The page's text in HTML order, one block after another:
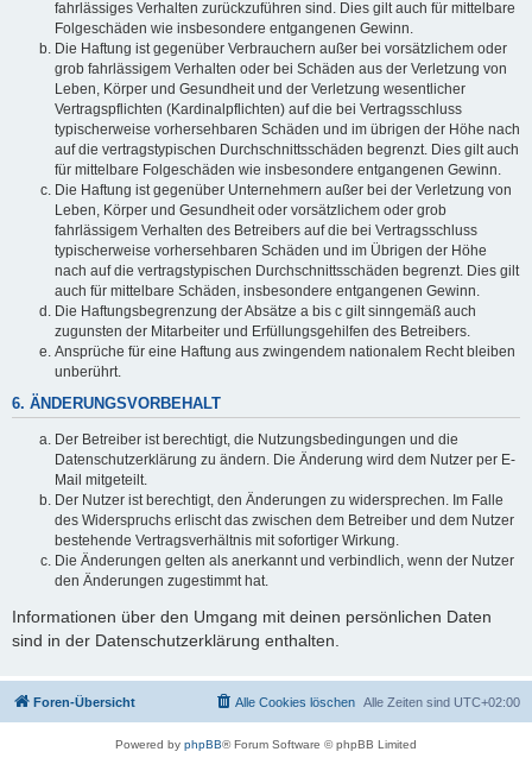
fahrlässiges Verhalten zurückzuführen sind. Dies gilt auch für mittelbare
Folgeschäden wie insbesondere entgangenen Gewinn.
Die Haftung ist gegenüber Verbrauchern außer bei vorsätzlichem oder
grob fahrlässigem Verhalten oder bei Schäden aus der Verletzung von
Leben, Körper und Gesundheit und der Verletzung wesentlicher
Vertragspflichten (Kardinalpflichten) auf die bei Vertragsschluss
typischerweise vorhersehbaren Schäden und im übrigen der Höhe nach
auf die vertragstypischen Durchschnittsschäden begrenzt. Dies gilt auch
für mittelbare Folgeschäden wie insbesondere entgangenen Gewinn.
Die Haftung ist gegenüber Unternehmern außer bei der Verletzung von
Leben, Körper und Gesundheit oder vorsätzlichem oder grob
fahrlässigem Verhalten des Betreibers auf die bei Vertragsschluss
typischerweise vorhersehbaren Schäden und im Übrigen der Höhe
nach auf die vertragstypischen Durchschnittsschäden begrenzt. Dies gilt
auch für mittelbare Schäden, insbesondere entgangenen Gewinn.
Die Haftungsbegrenzung der Absätze a bis c gilt sinngemäß auch
zugunsten der Mitarbeiter und Erfüllungsgehilfen des Betreibers.
Ansprüche für eine Haftung aus zwingendem nationalem Recht bleiben
unberührt.
6. ÄNDERUNGSVORBEHALT
Der Betreiber ist berechtigt, die Nutzungsbedingungen und die
Datenschutzerklärung zu ändern. Die Änderung wird dem Nutzer per E-
Mail mitgeteilt.
Der Nutzer ist berechtigt, den Änderungen zu widersprechen. Im Falle
des Widerspruchs erlischt das zwischen dem Betreiber und dem Nutzer
bestehende Vertragsverhältnis mit sofortiger Wirkung.
Die Änderungen gelten als anerkannt und verbindlich, wenn der Nutzer
den Änderungen zugestimmt hat.
Informationen über den Umgang mit deinen persönlichen Daten
sind in der Datenschutzerklärung enthalten.
Foren-Übersicht Alle Zeiten sind UTC+02:00
Alle Cookies löschen
Powered by phpBB® Forum Software © phpBB Limited